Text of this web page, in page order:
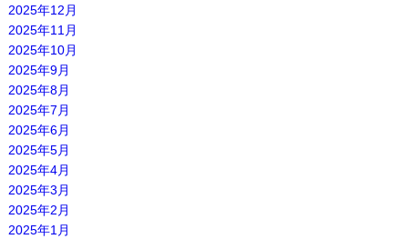
2025年12月
2025年11月
2025年10月
2025年9月
2025年8月
2025年7月
2025年6月
2025年5月
2025年4月
2025年3月
2025年2月
2025年1月